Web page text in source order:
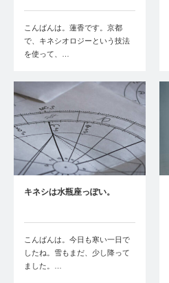
こんばんは。蓮香です。京都
で、キネシオロジーという技法
を使って、…
キネシは水瓶座っぽい。
こんばんは。今日も寒い一日で
したね。雪もまだ、少し降って
ました。…